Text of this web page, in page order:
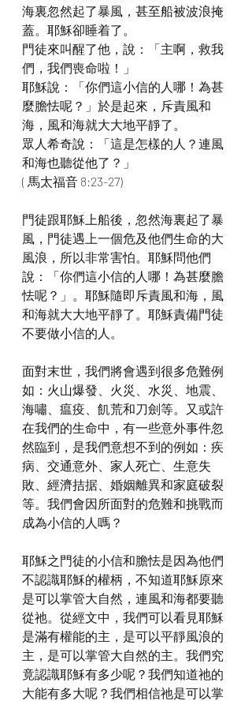
海裏忽然起了暴風，甚至船被波浪掩
蓋。耶穌卻睡着了。
門徒來叫醒了他，說：「主啊，救我
們，我們喪命啦！」
耶穌說：「你們這小信的人哪！為甚
麼膽怯呢？」於是起來，斥責風和
海，風和海就大大地平靜了。
眾人希奇說：「這是怎樣的人？連風
和海也聽從他了？」
( 馬太福音 8:23-27)
門徒跟耶穌上船後，忽然海裏起了暴
風，門徒遇上一個危及他們生命的大
風浪，所以非常害怕。耶穌問他們
說：「你們這小信的人哪！為甚麼膽
怯呢？」。耶穌隨即斥責風和海，風
和海就大大地平靜了。耶穌責備門徒
不要做小信的人。
面對末世，我們將會遇到很多危難例
如：火山爆發、火災、水災、地震、
海嘯、瘟疫、飢荒和刀劍等。又或許
在我們的生命中，有一些意外事件忽
然臨到，是我們意想不到的例如：疾
病、交通意外、家人死亡、生意失
敗、經濟拮据、婚姻離異和家庭破裂
等。我們會因所面對的危難和挑戰而
成為小信的人嗎？
耶穌之門徒的小信和膽怯是因為他們
不認識耶穌的權柄，不知道耶穌原來
是可以掌管大自然，連風和海都要聽
從祂。從經文中，我們可以看見耶穌
是滿有權能的主，是可以平靜風浪的
主，是可以掌管大自然的主。我們究
竟認識耶穌有多少呢？我們知道祂的
大能有多大呢？我們相信祂是可以掌